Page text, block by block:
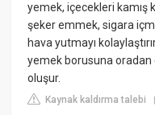
yemek, içecekleri kamış
şeker emmek, sigara
hava yutmayı
yemek borusuna oradan
oluşur.
Kaynak kaldırma talebi